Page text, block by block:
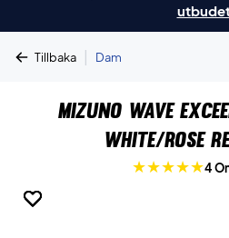
Tillbaka | Dam
Mizuno Wave
White/Rose
4